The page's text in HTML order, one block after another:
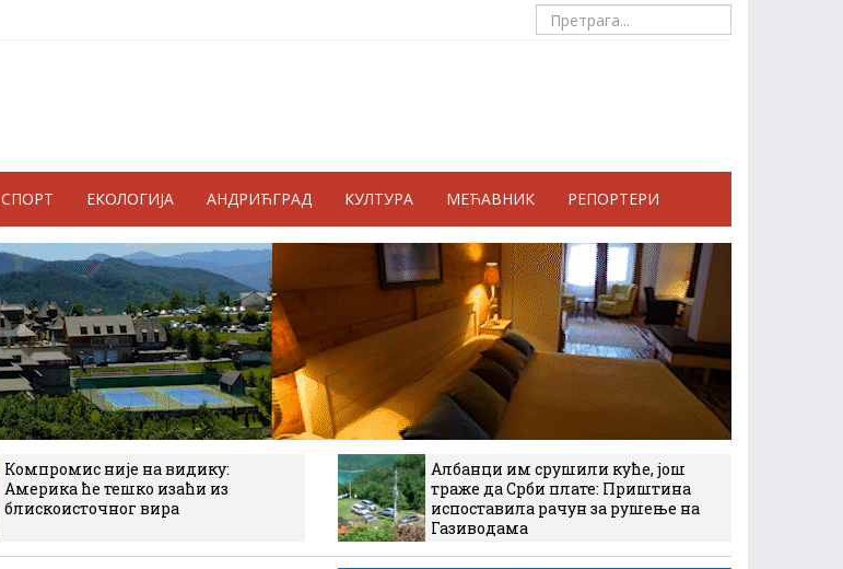
СПОРТ ЕКОЛОГИЈА АНДРИЋГРАД КУЛТУРА МЕЋАВНИК РЕПОРТЕРИ
Компромис није на видику:
Америка ће тешко изаћи из
блискоисточног вира
Албанци им срушили куће, још
траже да Срби плате: Приштина
испоставила рачун за рушење на
Газиводама